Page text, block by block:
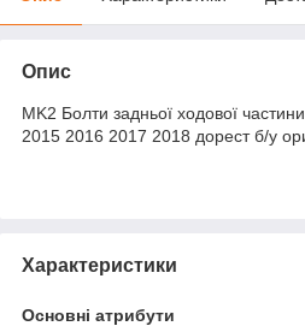
Опис
MK2 Болти задньої ходової
2015 2016 2017 2018 дорест б/у
Характеристики
Основні атрибути